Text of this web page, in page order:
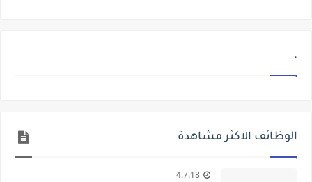
.
الوظائف الاكثر مشاهدة
4.7.18